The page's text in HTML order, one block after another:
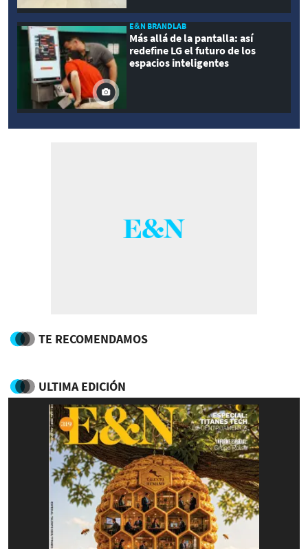
E&N BRANDLAB
Más allá de la pantalla: así
redefine LG el futuro de los
espacios inteligentes
TE RECOMENDAMOS
ULTIMA EDICIÓN